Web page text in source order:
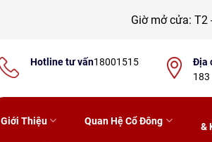
Giờ mở cửa:T2
Giới Thiệu Quan Hệ Cổ Đông
&
Hotline tư vấn18001515
Địa
183